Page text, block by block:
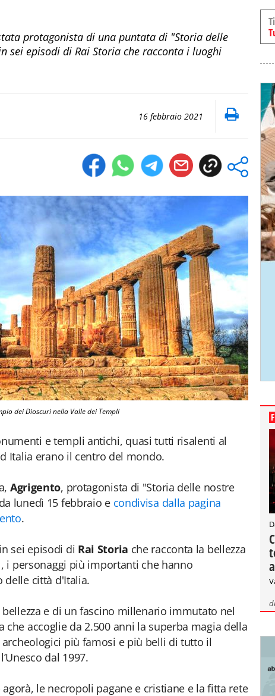
protagonista di una puntata di "Storia delle
sei episodi di Rai Storia che racconta i luoghi
16 febbraio 2021
dei Dioscuri nella Valle dei Templi
e templi antichi, quasi tutti risalenti al
Italia erano il centro del mondo.
Agrigento, protagonista di "Storia delle nostre
lunedì 15 febbraio e condivisa dalla pagina
.
sei episodi di Rai Storia che racconta la bellezza
i personaggi più importanti che hanno
città d'Italia.
e di un fascino millenario immutato nel
accoglie da 2.500 anni la superba magia della
più famosi e più belli di tutto il
dal 1997.
le necropoli pagane e cristiane e la fitta rete